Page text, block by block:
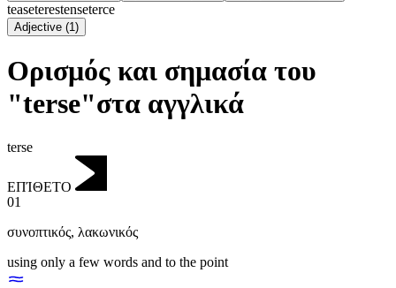
teaseterestenseterce
Adjective (1)
Ορισμός και σημασία του
"terse"στα αγγλικά
terse
ΕΠΊΘΕΤΟ
01
συνοπτικός, λακωνικός
using only a few words and to the point